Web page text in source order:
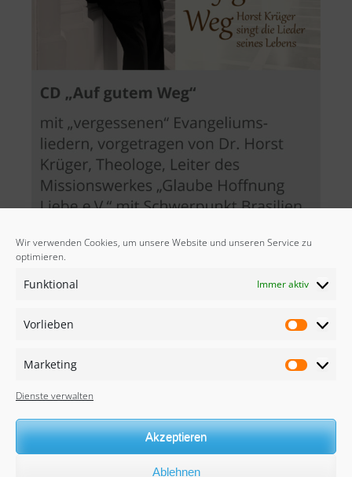
Wir verwenden Cookies, um unsere Website und unseren Service zu
optimieren.
Funktional Immer aktiv
Vorlieben Vorlieben
Marketing
Dienste verwalten
Akzeptieren
Ablehnen